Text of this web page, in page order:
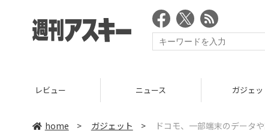
ニュース ガジェット
home > ガジェット > ドコモ、一部端末のデータ